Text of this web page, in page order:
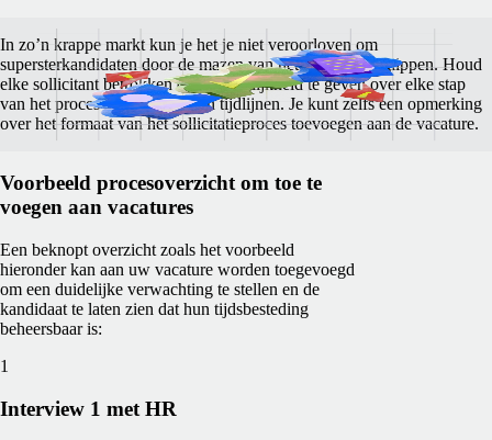
In zo’n krappe markt kun je het je niet veroorloven om
supersterkandidaten door de mazen van het net te laten glippen. Houd
elke sollicitant betrokken door duidelijkheid te geven over elke stap
van het proces en de betrokken tijdlijnen. Je kunt zelfs een opmerking
over het formaat van het sollicitatieproces toevoegen aan de vacature.
Voorbeeld procesoverzicht om toe te
voegen aan vacatures
Een beknopt overzicht zoals het voorbeeld
hieronder kan aan uw vacature worden toegevoegd
om een duidelijke verwachting te stellen en de
kandidaat te laten zien dat hun tijdsbesteding
beheersbaar is:
1
Interview 1 met HR